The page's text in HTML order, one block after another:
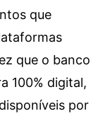
que
que o banco
100% digital,
por